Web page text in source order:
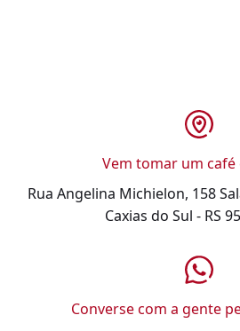
Vem tomar um café
Rua Angelina Michielon, 158
Caxias do Sul - RS
Converse com a gente